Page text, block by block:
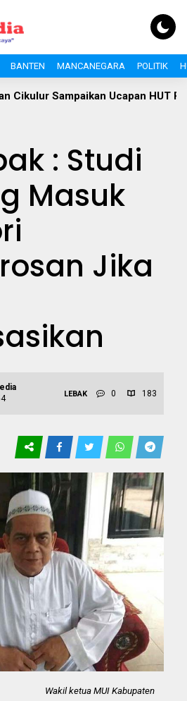
BANTEN MANCANEGARA POLITIK
Ucapan HUT RI ke-81,
: Studi
Masuk
Jika
LEBAK 0 183
Wakil ketua MUI Kabupaten